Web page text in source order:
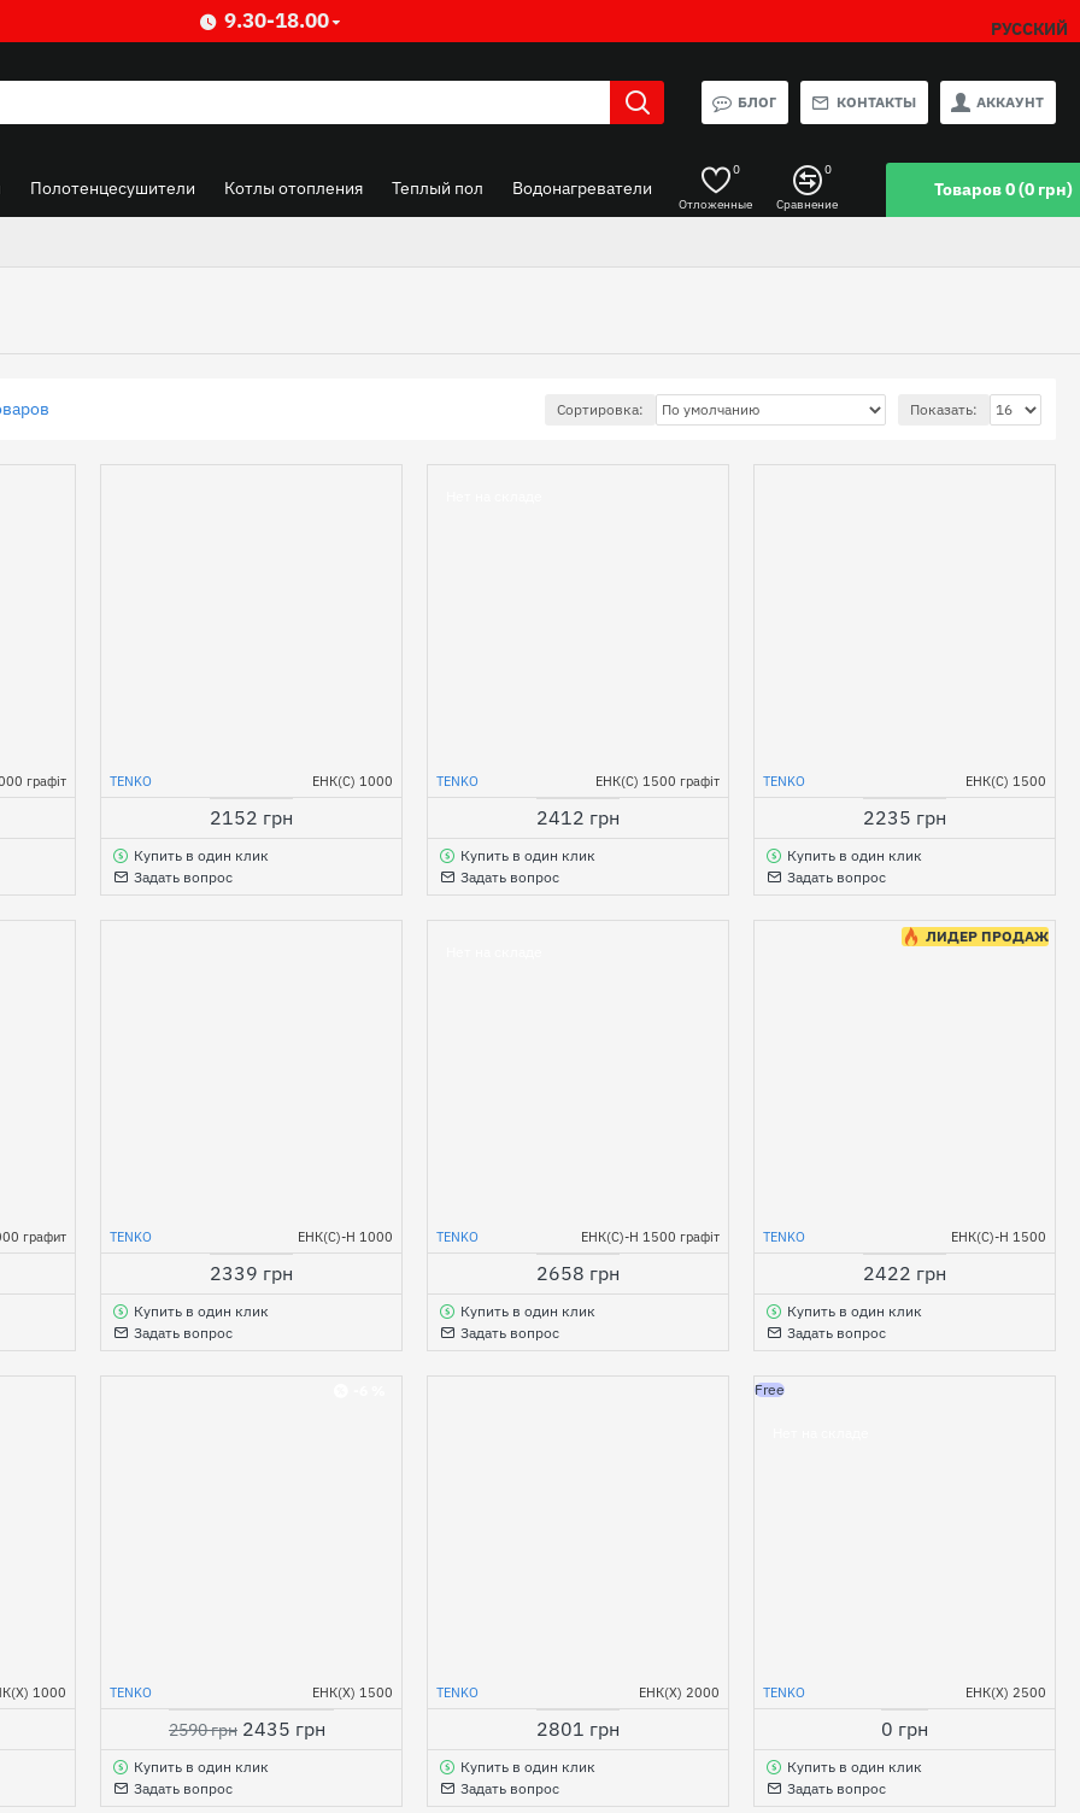
9.30-18.00 РУССКИЙ
БЛОГ КОНТАКТЫ АККАУНТ
Полотенцесушители Котлы отопления Теплый пол Водонагреватели
Отложенные
0
Сравнение
0
Товаров 0 (0 грн)
Сортировка: Показать:
графіт TENKO ЕНК(С) 1000
2152 грн
Купить в один клик
Задать вопрос
TENKO ЕНК(С) 1500 графіт
2412 грн
Купить в один клик
Задать вопрос
TENKO ЕНК(С) 1500
2235 грн
Купить в один клик
Задать вопрос
графит TENKO ЕНК(С)-Н 1000
2339 грн
Купить в один клик
Задать вопрос
TENKO ЕНК(С)-Н 1500 графіт
2658 грн
Купить в один клик
Задать вопрос
ЛИДЕР ПРОДАЖ
TENKO ЕНК(С)-Н 1500
2422 грн
Купить в один клик
Задать вопрос
1000 TENKO ЕНК(Х) 1500
2590 грн 2435 грн
Купить в один клик
Задать вопрос
TENKO ЕНК(Х) 2000
2801 грн
Купить в один клик
Задать вопрос
Free
TENKO ЕНК(Х) 2500
0 грн
Купить в один клик
Задать вопрос